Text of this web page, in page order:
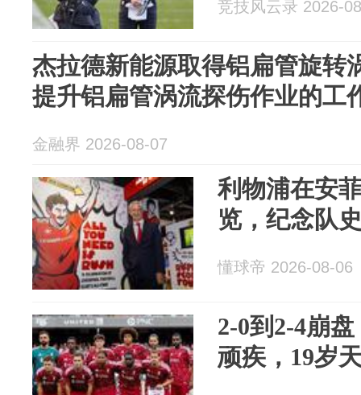
竞技风云录 2026-
杰拉德新能源取得铝扁管旋转
提升铝扁管涡流探伤作业的工
金融界 2026-08-07
利物浦在安
览，纪念队
懂球帝 2026-08-06
2-0到2-4崩
顽疾，19岁